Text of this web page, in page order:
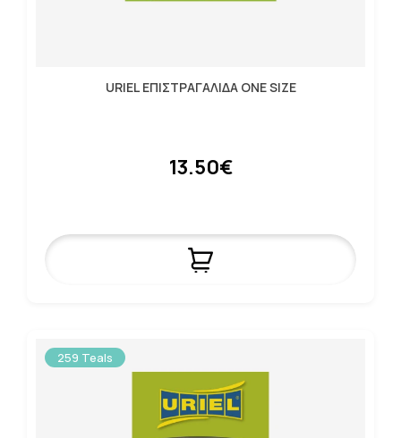
URIEL ΕΠΙΣΤΡΑΓΑΛΙΔΑ ΟΝΕ SIZE
13.50€
259 Teals